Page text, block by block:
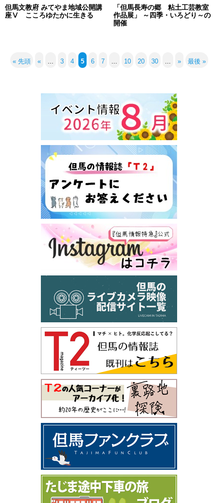
但馬文教府 みてやま地域公開講
座Ⅴ こころゆたかに生きる
「但馬長寿の郷 粘土工芸教室
作品展」 ～四季・いろどり～の
開催
« 先頭 « 3 4 5 6 7 10 20 30 » 最後 »